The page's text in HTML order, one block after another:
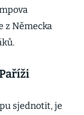
z Německa
sjednotit, je